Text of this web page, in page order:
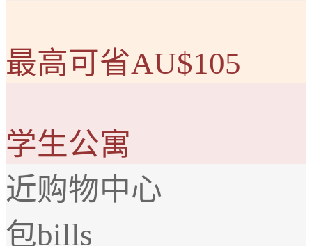
最高可省AU$105
学生公寓
近购物中心
包bills